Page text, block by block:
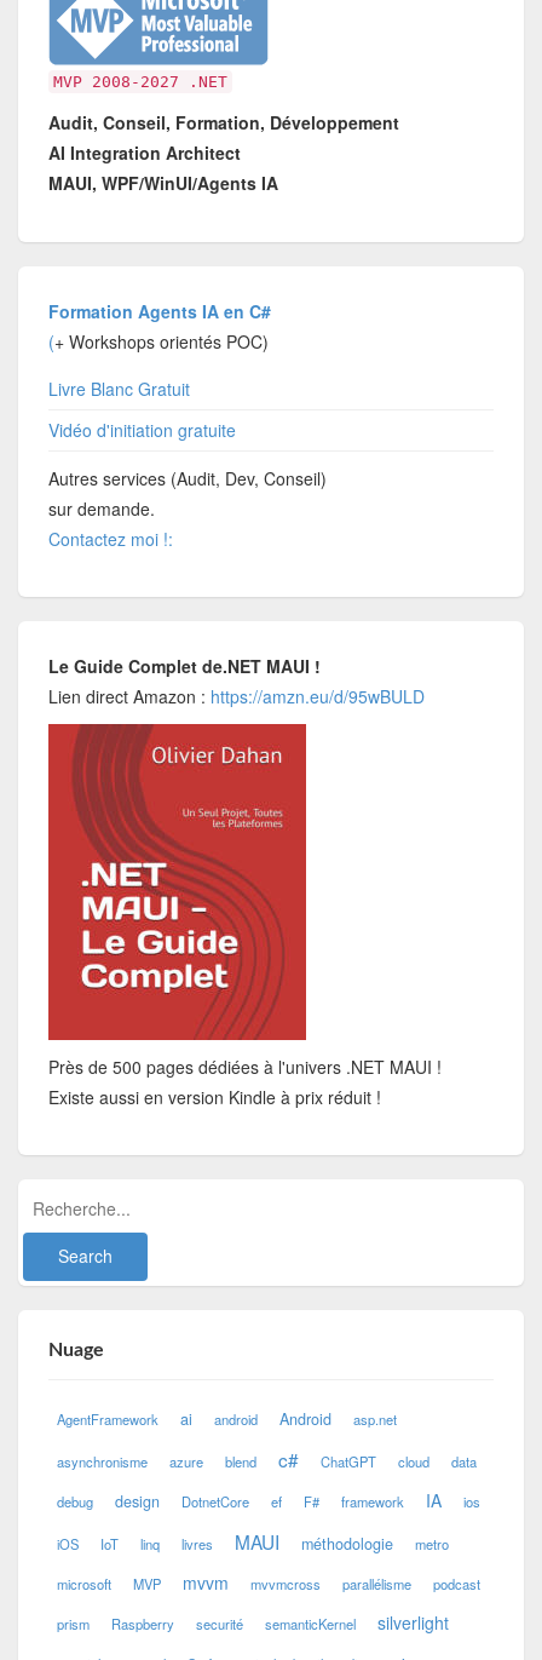
MVP 2008-2027 .NET
Audit, Conseil, Formation, Développement
AI Integration Architect
MAUI, WPF/WinUI/Agents IA
Formation Agents IA en C#
(+ Workshops orientés POC)
Livre Blanc Gratuit
Vidéo d'initiation gratuite
Autres services (Audit, Dev, Conseil)
sur demande.
Contactez moi !:
Le Guide Complet de.NET MAUI !
Lien direct Amazon : https://amzn.eu/d/95wBULD
Près de 500 pages dédiées à l'univers .NET MAUI !
Existe aussi en version Kindle à prix réduit !
Nuage
AgentFramework ai android Android asp.net
asynchronisme azure blend c# ChatGPT cloud data
debug design DotnetCore ef F# framework IA ios
iOS IoT linq livres MAUI méthodologie metro
microsoft MVP mvvm mvvmcross parallélisme podcast
prism Raspberry securité semanticKernel silverlight